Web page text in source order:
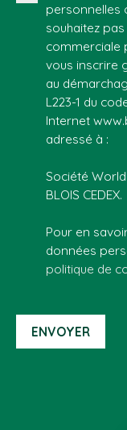
personnelles
souhaitez
commerciale
vous inscrire
au
L223-1 du
Internet
adressé à :
Société
BLOIS CEDEX.
Pour en
données
politique de
ENVOYER